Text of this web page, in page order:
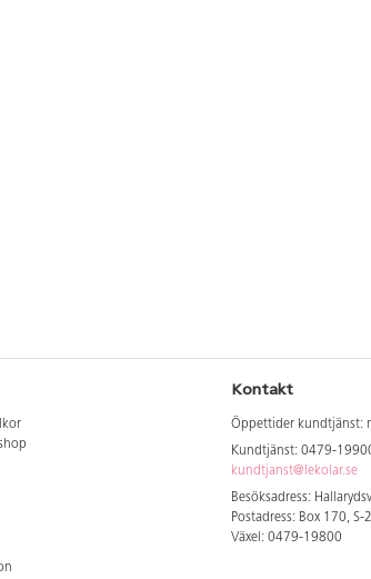
Kontakt
Öppettider kundtjänst:
Kundtjänst: 0479-
kundtjanst@lekolar.se
Besöksadress:
Postadress: Box 170,
Växel: 0479-19800